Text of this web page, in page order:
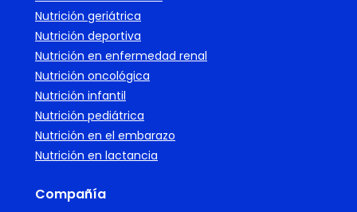
Nutrición geriátrica
Nutrición deportiva
Nutrición en enfermedad renal
Nutrición oncológica
Nutrición infantil
Nutrición pediátrica
Nutrición en el embarazo
Nutrición en lactancia
Compañía